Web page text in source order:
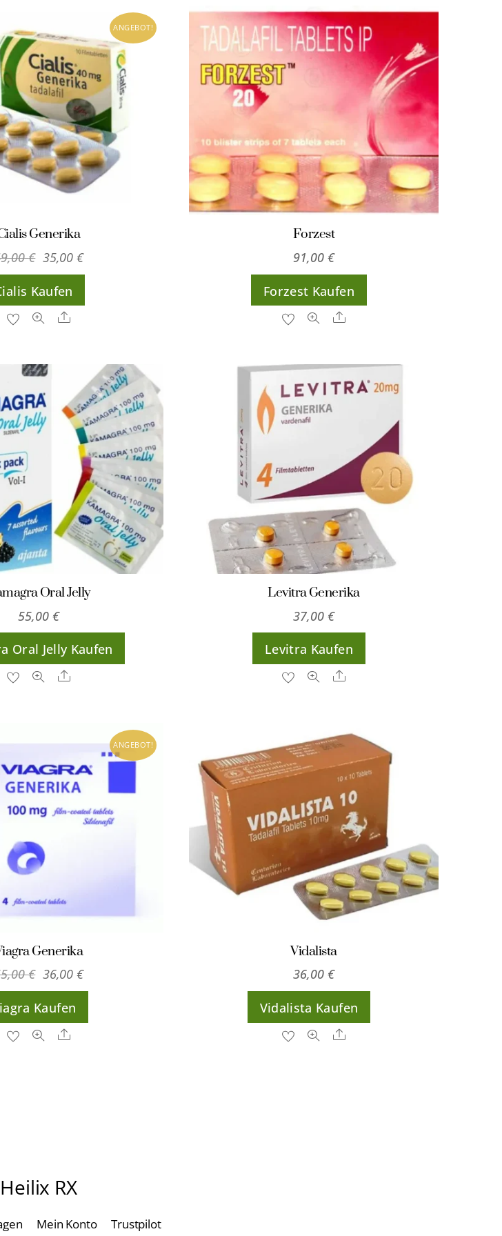
ANGEBOT!
Generika
€ Ursprünglicher
Preis
war:
49,00 €
35,00 €Aktueller
Preis
Kaufen
Share
Forzest
91,00 €
Forzest Kaufen
Share
Oral Jelly
55,00 €
Oral Jelly Kaufen
Share
Levitra Generika
37,00 €
Levitra Kaufen
Share
ANGEBOT!
Generika
€ Ursprünglicher
Preis
war:
55,00 €
36,00 €Aktueller
Preis
Kaufen
Share
Vidalista
36,00 €
Vidalista Kaufen
Share
Heilix RX
Mein Konto Trustpilot